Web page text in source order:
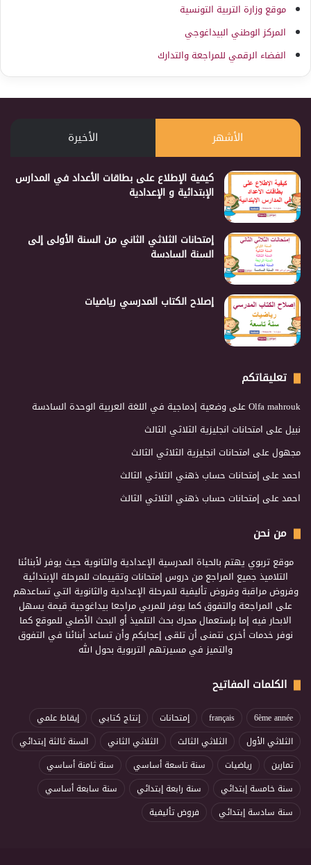
موقع وزارة التربية التونسية
المركز الوطني البيداغوجي
الفضاء الرقمي للمراجعة والتدارك
الأشهر الأخيرة
كيفية الإطلاع على بطاقات الأعداد في المدارس
الإبتدائية و الإعدادية
إمتحانات الثلاثي الثاني من السنة الأولى إلى
السنة السادسة
إصلاح الكتاب المدرسي رياضيات
تعليقاتكم
Olfa mahroukعلى وضعية إدماجية في اللغة العربية الوحدة السادسة
نبيلعلى امتحانات انجليزية الثلاثي الثالث
مجهولعلى امتحانات انجليزية الثلاثي الثالث
احمدعلى إمتحانات حساب ذهني الثلاثي الثالث
احمدعلى إمتحانات حساب ذهني الثلاثي الثالث
من نحن
موقع تربوي يهتم بالحياة المدرسية الإعدادية والثانوية حيث يوفر لأبنائنا
التلاميذ جميع المراجع من دروس إمتحانات وتقييمات للمرحلة الإبتدائية
وفروض مراقبة وفروض تأليفية للمرحلة الإعدادية والثانوية التي تساعدهم
على المراجعة والتفوق كما يوفر للمربي مراجعا بيداغوجية قيمة يسهل
الابحار فيه إما بإستعمال محرك بحث التلميذ أو البحث الأصلي للموقع كما
نوفر خدمات أخرى نتمنى أن تلقى إعجابكم وأن تساعد أبنائنا في التفوق
والتميز في مسيرتهم التربوية بحول الله
الكلمات المفاتيح
6ème année
français إمتحانات إنتاج كتابي
إيقاظ علمي
الثلاثي الأول
الثلاثي الثالث الثلاثي الثاني
السنة ثالثة إبتدائي
تمارين
رياضيات سنة تاسعة أساسي
سنة ثامنة أساسي
سنة خامسة إبتدائي
سنة رابعة إبتدائي
سنة سابعة أساسي
سنة سادسة إبتدائي
فروض تأليفية